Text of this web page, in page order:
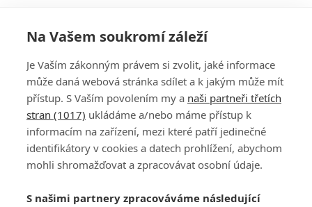
PŘIHLÁSIT
REGISTROVAT
DISKUZE
Šéfredaktorkou webu jePetr Slavík, e-mailserialy@fandimefilmu.cz
Na Vašem soukromí záleží
Je Vaším zákonným právem si zvolit, jaké informace
může daná webová stránka sdílet a k jakým může mít
přístup. S Vaším povolením my a naši partneři třetích
stran (1017) ukládáme a/nebo máme přístup k
informacím na zařízení, mezi které patří jedinečné
identifikátory v cookies a datech prohlížení, abychom
mohli shromažďovat a zpracovávat osobní údaje.
S našimi partnery zpracováváme následující